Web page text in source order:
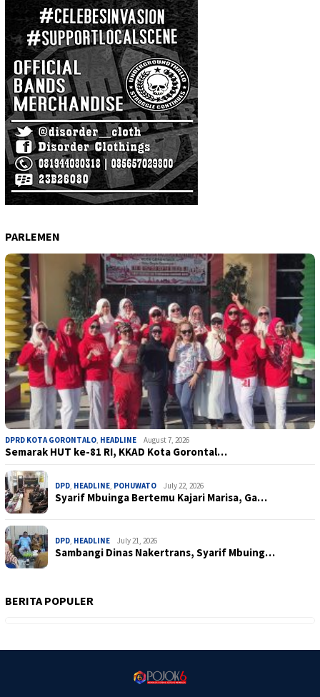
PARLEMEN
DPRD KOTA GORONTALO, HEADLINE August 7, 2026
Semarak HUT ke-81 RI, KKAD Kota Gorontal…
DPD, HEADLINE, POHUWATO July 22, 2026
Syarif Mbuinga Bertemu Kajari Marisa, Ga…
DPD, HEADLINE July 21, 2026
Sambangi Dinas Nakertrans, Syarif Mbuing…
BERITA POPULER